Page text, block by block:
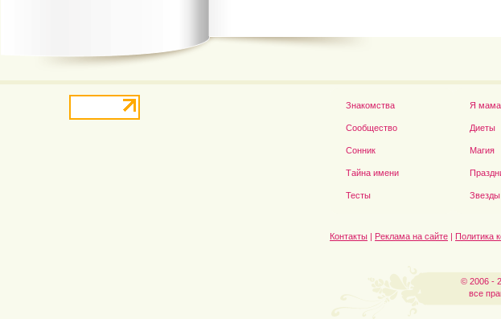
Знакомства
Сообщество
Сонник
Тайна имени
Тесты
Я мама
Диеты
Магия
Звезды
Контакты | Реклама на сайте | Политика
© 2006 -
все